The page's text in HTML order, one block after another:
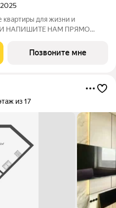
2025
квартиры для жизни и
НАПИШИТЕ НАМ ПРЯМО
16 этажей и 3 стилобата 1 этаж. Жилой квартал Шалфей -
Позвоните мне
из 17